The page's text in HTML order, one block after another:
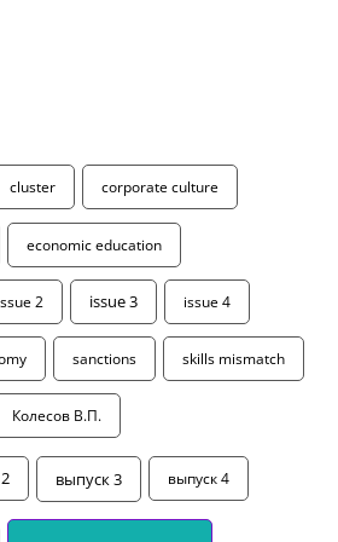
cluster corporate culture
economic education
2 issue 3 issue 4
sanctions skills mismatch
Колесов В.П.
выпуск 3 выпуск 4